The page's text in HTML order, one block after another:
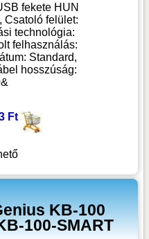
fekete HUN
Csatoló felület:
technológia:
felhasználás:
Standard,
hosszúság:
Ft
KB-100
100-SMART